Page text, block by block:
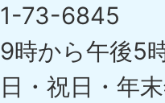
73-6845
時から午後5
日・祝日・年